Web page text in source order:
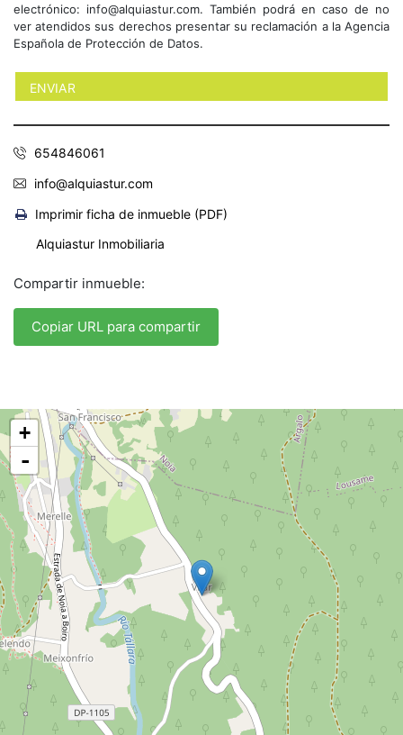
electrónico: info@alquiastur.com. También podrá en caso de no
ver atendidos sus derechos presentar su reclamación a la Agencia
Española de Protección de Datos.
654846061
info@alquiastur.com
Imprimir ficha de inmueble (PDF)
Alquiastur Inmobiliaria
Compartir inmueble:
Copiar URL para compartir
+
-